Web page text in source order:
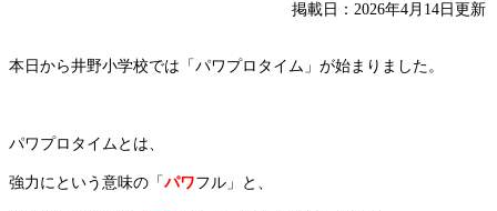
掲載日：2026年4月14日更新
本日から井野小学校では「パワプロタイム」が始まりました。
パワプロタイムとは、
強力にという意味の「 パワフル」と、